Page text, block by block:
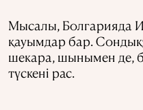
Мысалы, Болгарияда
қауымдар бар.
шекара, шынымен де,
түскені рас.